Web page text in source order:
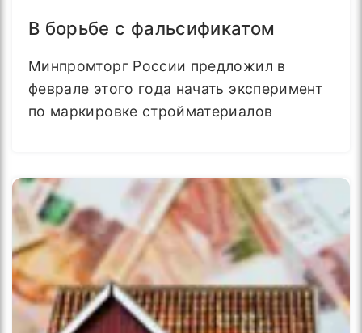
В борьбе с фальсификатом
Минпромторг России предложил в
феврале этого года начать эксперимент
по маркировке стройматериалов